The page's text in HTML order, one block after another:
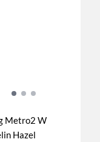
Metro2 W
Hazel